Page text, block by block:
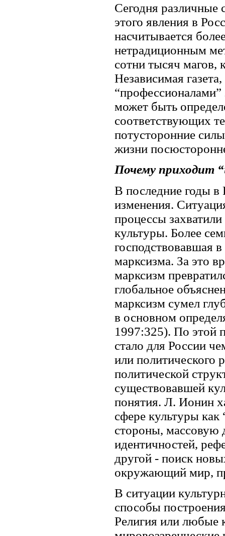
Сегодня различные
этого явления в
насчитывается
нетрадиционным
сотни тысяч магов,
Независимая
может быть
соответствующих
потусторонние
жизни
Почему приходит
В последние годы
изменения.
процессы
культуры. Более
господствовавшая
марксизма. За это
марксизм
глобальное
марксизм сумел
в основном
1997:325). По этой
стало для России
или политического
политической
существовавшей
понятия. Л. Ионин
сфере культуры
стороны, массовую
идентичностей,
другой - поиск
окружающий мир,
В ситуации
способы
Религия или любые